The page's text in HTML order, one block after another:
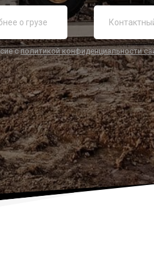
сполитикой конфиденциальности